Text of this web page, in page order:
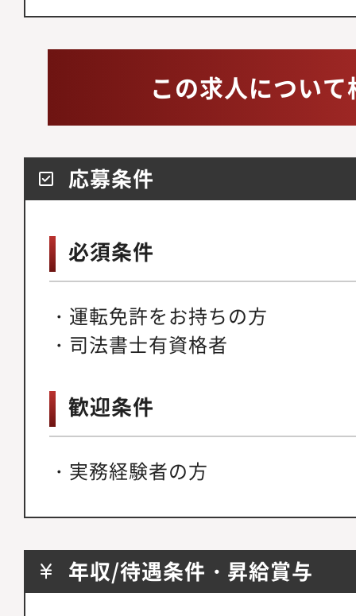
この求人につい
応募条件
必須条件
・運転免許をお持ちの方
・司法書士有資格者
歓迎条件
・実務経験者の方
年収/待遇条件・昇給賞与